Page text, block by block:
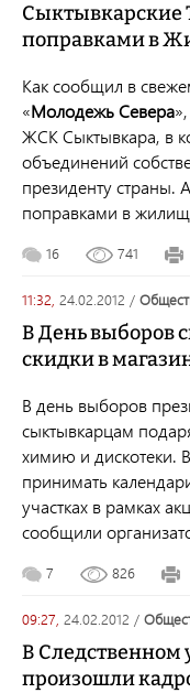
Сыктывкарские
поправками в
Как сообщил в
«Молодежь Севера
ЖСК Сыктывкара, в
объединений
президенту страны.
поправками в
16 741
11:32, 24.02.2012 /
В День выборов
скидки в
В день выборов
сыктывкарцам
химию и дискотеки.
принимать
участках в рамках
сообщили
7 826
09:27, 24.02.2012 /
В Следственном
произошли